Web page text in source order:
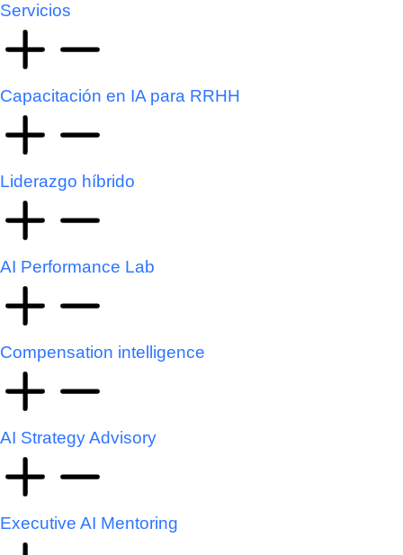
Servicios
Capacitación en IA para RRHH
Liderazgo híbrido
AI Performance Lab
Compensation intelligence
AI Strategy Advisory
Executive AI Mentoring